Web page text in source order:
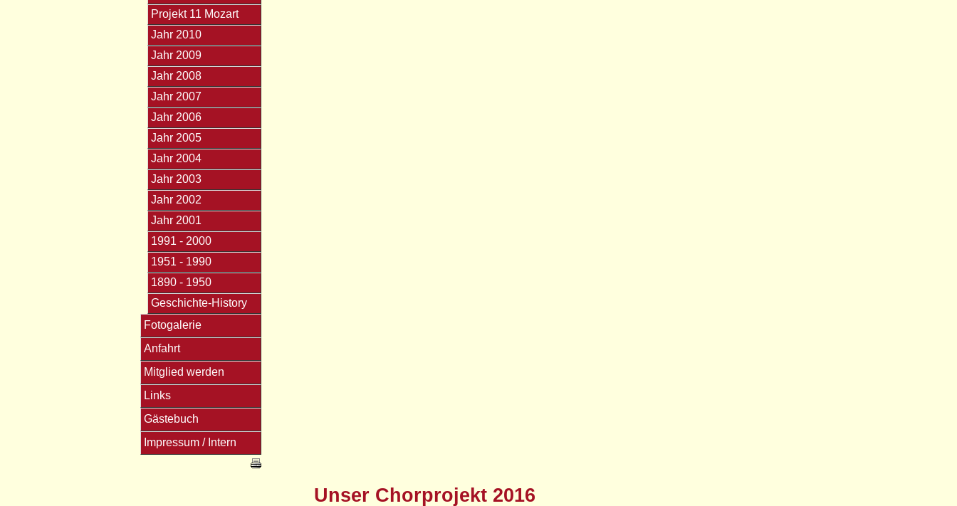
Projekt 11 Mozart
Jahr 2010
Jahr 2009
Jahr 2008
Jahr 2007
Jahr 2006
Jahr 2005
Jahr 2004
Jahr 2003
Jahr 2002
Jahr 2001
1991 - 2000
1951 - 1990
1890 - 1950
Geschichte-History
Fotogalerie
Anfahrt
Mitglied werden
Links
Gästebuch
Impressum / Intern
Unser Chorprojekt 2016